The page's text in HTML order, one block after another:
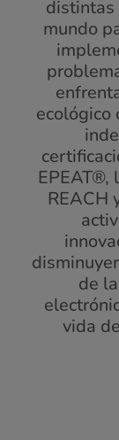
distintas
mundo
ecológico
EPEAT®,
REACH
de
vida